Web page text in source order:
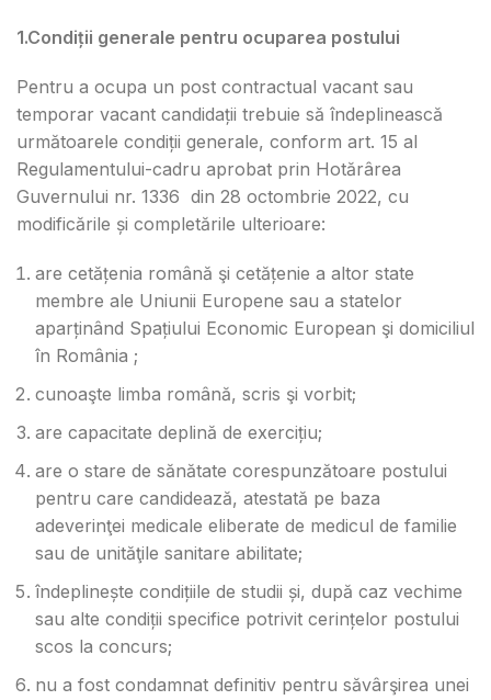
1.Condiții generale pentru ocuparea postului
Pentru a ocupa un post contractual vacant sau
temporar vacant candidații trebuie să îndeplinească
următoarele condiții generale, conform art. 15 al
Regulamentului-cadru aprobat prin Hotărârea
Guvernului nr. 1336 din 28 octombrie 2022, cu
modificările și completările ulterioare:
are cetățenia română şi cetățenie a altor state
membre ale Uniunii Europene sau a statelor
aparținând Spațiului Economic European şi domiciliul
în România ;
cunoaşte limba română, scris şi vorbit;
are capacitate deplină de exercițiu;
are o stare de sănătate corespunzătoare postului
pentru care candidează, atestată pe baza
adeverinţei medicale eliberate de medicul de familie
sau de unităţile sanitare abilitate;
îndeplinește condițiile de studii și, după caz vechime
sau alte condiții specifice potrivit cerințelor postului
scos la concurs;
nu a fost condamnat definitiv pentru săvârşirea unei